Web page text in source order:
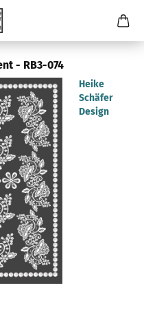
- RB3-074
Heike
Schäfer
Design